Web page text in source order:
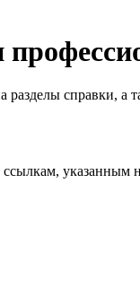
разделы справки,